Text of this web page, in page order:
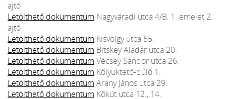
ajtó
Letölthető dokumentum Nagyváradi utca 4/B. 1. emelet 2.
ajtó
Letölthető dokumentum Kisvölgy utca 55.
Letölthető dokumentum Bitskey Aladár utca 20.
Letölthető dokumentum Vécsey Sándor utca 26.
Letölthető dokumentum Kőlyuktető-dűlő 1.
Letölthető dokumentum Arany János utca 29.
Letölthető dokumentum Kőkút utca 12., 14.